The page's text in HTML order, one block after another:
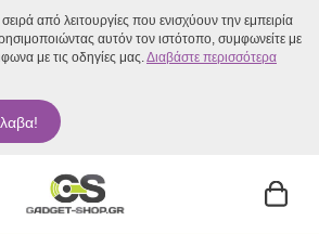
από λειτουργίες που ενισχύουν την εμπειρία
αυτόν τον ιστότοπο, συμφωνείτε με
με τις οδηγίες μας.Διαβάστε περισσότερα